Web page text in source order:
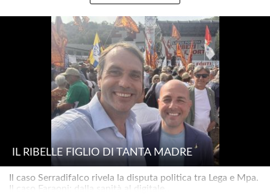
IL RIBELLE FIGLIO DI TANTA MADRE
Il caso Serradifalco rivela la disputa politica tra Lega e Mpa.
Il caso Faraoni: dalla sanità al digitale..